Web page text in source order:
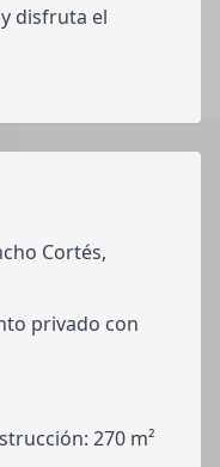
disfruta el
Cortés,
privado con
270 m²